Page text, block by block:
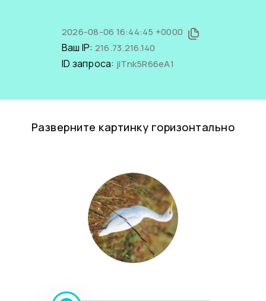
2026-08-06 16:44:45 +0000
Ваш IP: 216.73.216.140
ID запроса: jiTnk5R66eA1
Разверните картинку горизонтально